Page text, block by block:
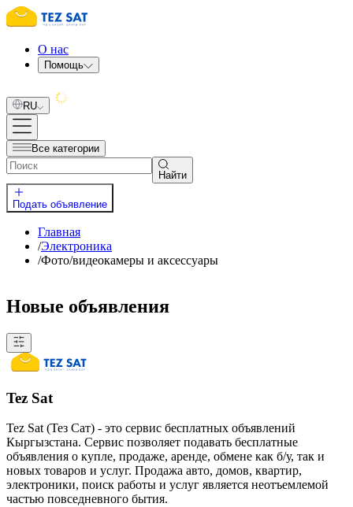
О нас
Помощь
RU
Все категории
Найти
Подать объявление
Главная
/Электроника
/Фото/видеокамеры и аксессуары
Новые объявления
Tez Sat
Tez Sat (Тез Сат) - это сервис бесплатных объявлений
Кыргызстана. Сервис позволяет подавать бесплатные
объявления о купле, продаже, аренде, обмене как б/у, так и
новых товаров и услуг. Продажа авто, домов, квартир,
электроники, поиск работы и услуг является неотъемлемой
частью повседневного бытия.